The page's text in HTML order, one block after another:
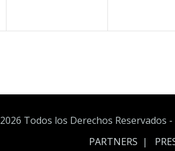
2026 Todos los Derechos Reservados
PARTNERS |